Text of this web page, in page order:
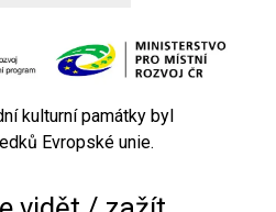
kulturní památky byl
Evropské unie.